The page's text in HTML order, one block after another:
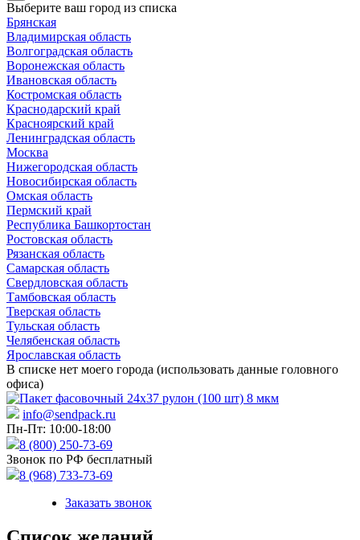
Выберите ваш город из списка
Брянская
Владимирская область
Волгоградская область
Воронежская область
Ивановская область
Костромская область
Краснодарский край
Красноярский край
Ленинградская область
Москва
Нижегородская область
Новосибирская область
Омская область
Пермский край
Республика Башкортостан
Ростовская область
Рязанская область
Самарская область
Свердловская область
Тамбовская область
Тверская область
Тульская область
Челябенская область
Ярославская область
В списке нет моего города (использовать данные головного
офиса)
info@sendpack.ru
Пн-Пт: 10:00-18:00
8 (800) 250-73-69
Звонок по РФ бесплатный
8 (968) 733-73-69
Заказать звонок